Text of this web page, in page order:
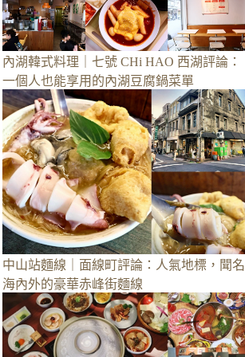
內湖韓式料理｜七號 CHi HAO 西湖評論：
一個人也能享用的內湖豆腐鍋菜單
中山站麵線｜面線町評論：人氣地標，聞名
海內外的豪華赤峰街麵線